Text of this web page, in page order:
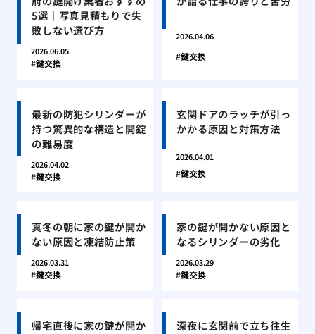
5選｜写真見積もりで失
敗しない選び方
2026.06.05
鍵交換
2026.04.06
鍵交換
最新の防犯シリンダーが
持つ驚異的な構造と開錠
の難易度
2026.04.02
鍵交換
玄関ドアのラッチが引っ
かかる原因と対策方法
2026.04.01
鍵交換
真冬の朝に家の鍵が開か
ない原因と凍結防止策
2026.03.31
鍵交換
家の鍵が開かない原因と
なるシリンダーの劣化
2026.03.29
鍵交換
帰宅直後に家の鍵が開か
深夜に玄関前で立ち往生